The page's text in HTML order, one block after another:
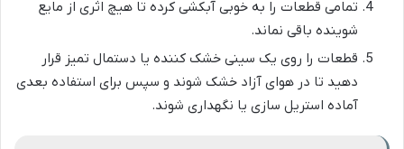
تمامی قطعات را به خوبی آبکشی کرده تا هیچ اثری از مایع
شوینده باقی نماند.
قطعات را روی یک سینی خشک کننده یا دستمال تمیز قرار
دهید تا در هوای آزاد خشک شوند و سپس برای استفاده بعدی
آماده استریل سازی یا نگهداری شوند.